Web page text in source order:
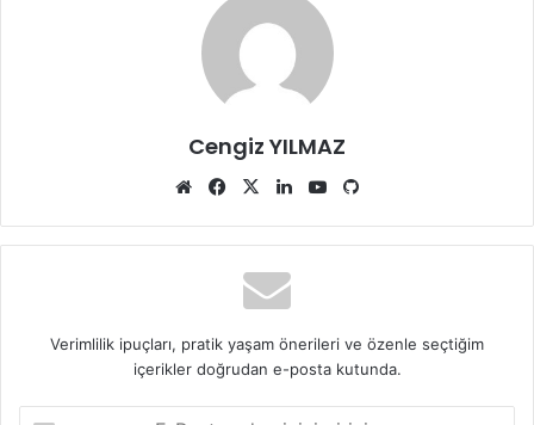
Cengiz YILMAZ
Web
Facebook
X LinkedInYouTube
Verimlilik ipuçları, pratik yaşam önerileri ve özenle seçtiğim
içerikler doğrudan e-posta kutunda.